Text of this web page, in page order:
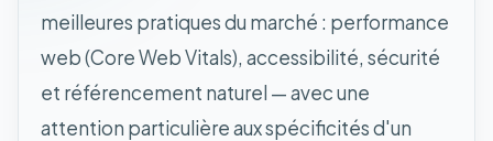
meilleures pratiques du marché : performance
web (Core Web Vitals), accessibilité, sécurité
et référencement naturel — avec une
attention particulière aux spécificités d'un